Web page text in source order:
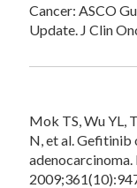
Cancer: ASCO
Update. J Clin
Mok TS, Wu YL,
N, et al.
adenocarcinoma.